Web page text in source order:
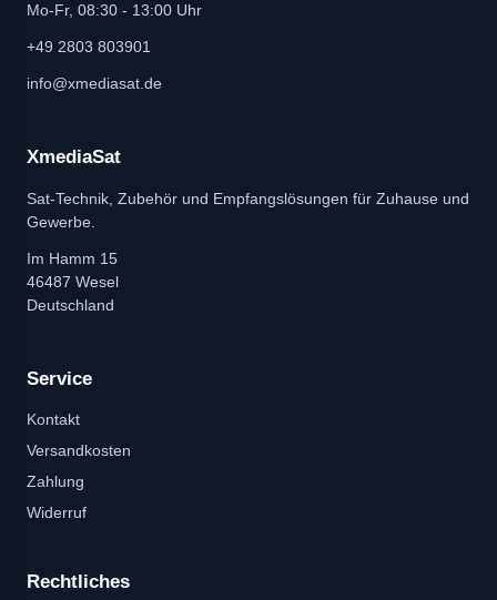
Mo-Fr, 08:30 - 13:00 Uhr
+49 2803 803901
info@xmediasat.de
XmediaSat
Sat-Technik, Zubehör und Empfangslösungen für Zuhause und
Gewerbe.
Im Hamm 15
46487 Wesel
Deutschland
Service
Kontakt
Versandkosten
Zahlung
Widerruf
Rechtliches